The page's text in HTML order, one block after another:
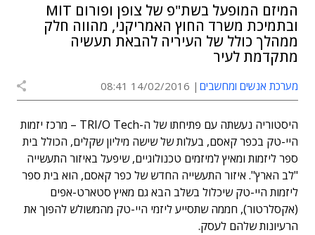
המיזם המופעל בשת"פ של צופן ופורום MIT
ובתמיכת משרד החוץ האמריקני, מהווה חלק
ממהלך כולל של העיריה להבאת תעשיה
מתקדמת לעיר
מערכת אנשים ומחשבים 14/02/2016 08:41
היסטוריה נעשתה עם פתיחתו של ה-TRI/O Tech – מרכז יזמות
היי-טק בכפר קאסם, בעלות של שישה מיליון שקלים, הכולל בית
ספר ליזמות ומאיץ למיזמים טכנולוגיים, שיפעל באיזור התעשייה
"לב הארץ". איזור התעשייה החדש של כפר קאסם, הוא בית ספר
ליזמות היי-טק שיכלול בשלב הבא גם מאיץ סטארט-אפים
(אקסלרטור), חממה שתסייע ליזמי היי-טק מהמשולש להפוך את
הרעיונות שלהם לעסק.